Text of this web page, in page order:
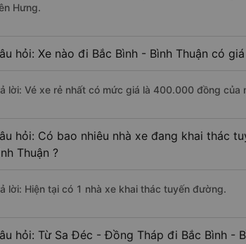
Hưng.
hỏi: Xe nào đi Bắc Bình - Bình Thuận có
lời: Vé xe rẻ nhất có mức giá là 400.000 đồng của
hỏi: Có bao nhiêu nhà xe đang khai thác
Thuận ?
lời: Hiện tại có 1 nhà xe khai thác tuyến đường.
hỏi: Từ Sa Đéc - Đồng Tháp đi Bắc Bình -